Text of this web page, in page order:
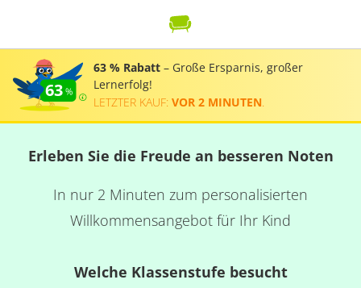
63
63 % Rabatt – Große Ersparnis, großer
Lernerfolg!
LETZTER KAUF: VOR 2 MINUTEN
Erleben Sie die Freude an besseren Noten
In nur 2 Minuten zum personalisierten
Willkommensangebot für Ihr Kind
Welche Klassenstufe besucht